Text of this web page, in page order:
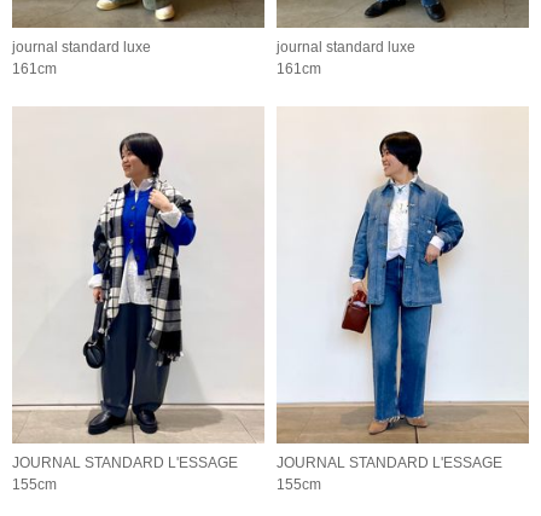
journal standard luxe
161cm
journal standard luxe
161cm
JOURNAL STANDARD L'ESSAGE
155cm
JOURNAL STANDARD L'ESSAGE
155cm